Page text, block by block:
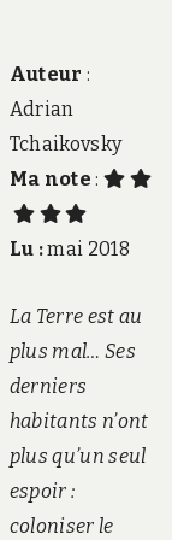
Auteur :
Adrian
Tchaikovsky
Ma note :
Lu :mai 2018
La Terre est au
plus mal… Ses
derniers
habitants n’ont
plus qu’un seul
espoir :
coloniser le